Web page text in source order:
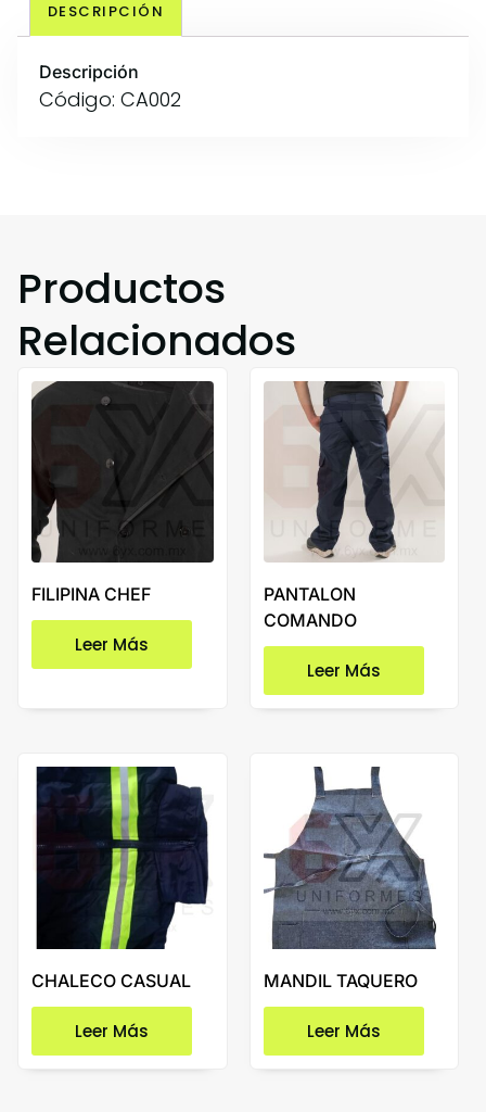
DESCRIPCIÓN
Descripción
Código: CA002
Productos
Relacionados
FILIPINA CHEF
Leer Más
PANTALON
COMANDO
Leer Más
CHALECO CASUAL
Leer Más
MANDIL TAQUERO
Leer Más